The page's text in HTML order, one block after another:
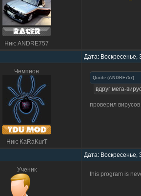
Ник: ANDRE757
Дата:
Чемпион
Ник: KaRaKurT
Quote (ANDRE757)
вдруг мега-
проверил
Дата: Воскресенье,
Ученик
this program is